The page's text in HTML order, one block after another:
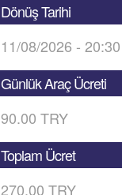
Dönüş Tarihi
11/08/2026 - 20:30
Günlük Araç Ücreti
90.00 TRY
Toplam Ücret
270.00 TRY